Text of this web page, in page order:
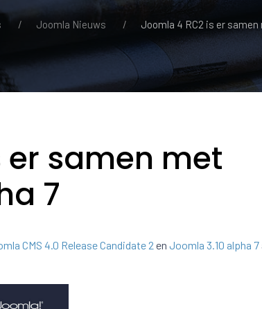
Joomla Nieuws Joomla 4 RC2 is er samen
er samen met
7
CMS 4.0 Release Candidate 2 en Joomla 3.10 alpha 7